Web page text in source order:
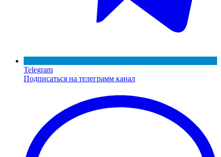
Telegram
Подписаться на телеграмм канал